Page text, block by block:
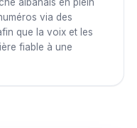
albanais en plein
via des
que la voix et les
fiable à une